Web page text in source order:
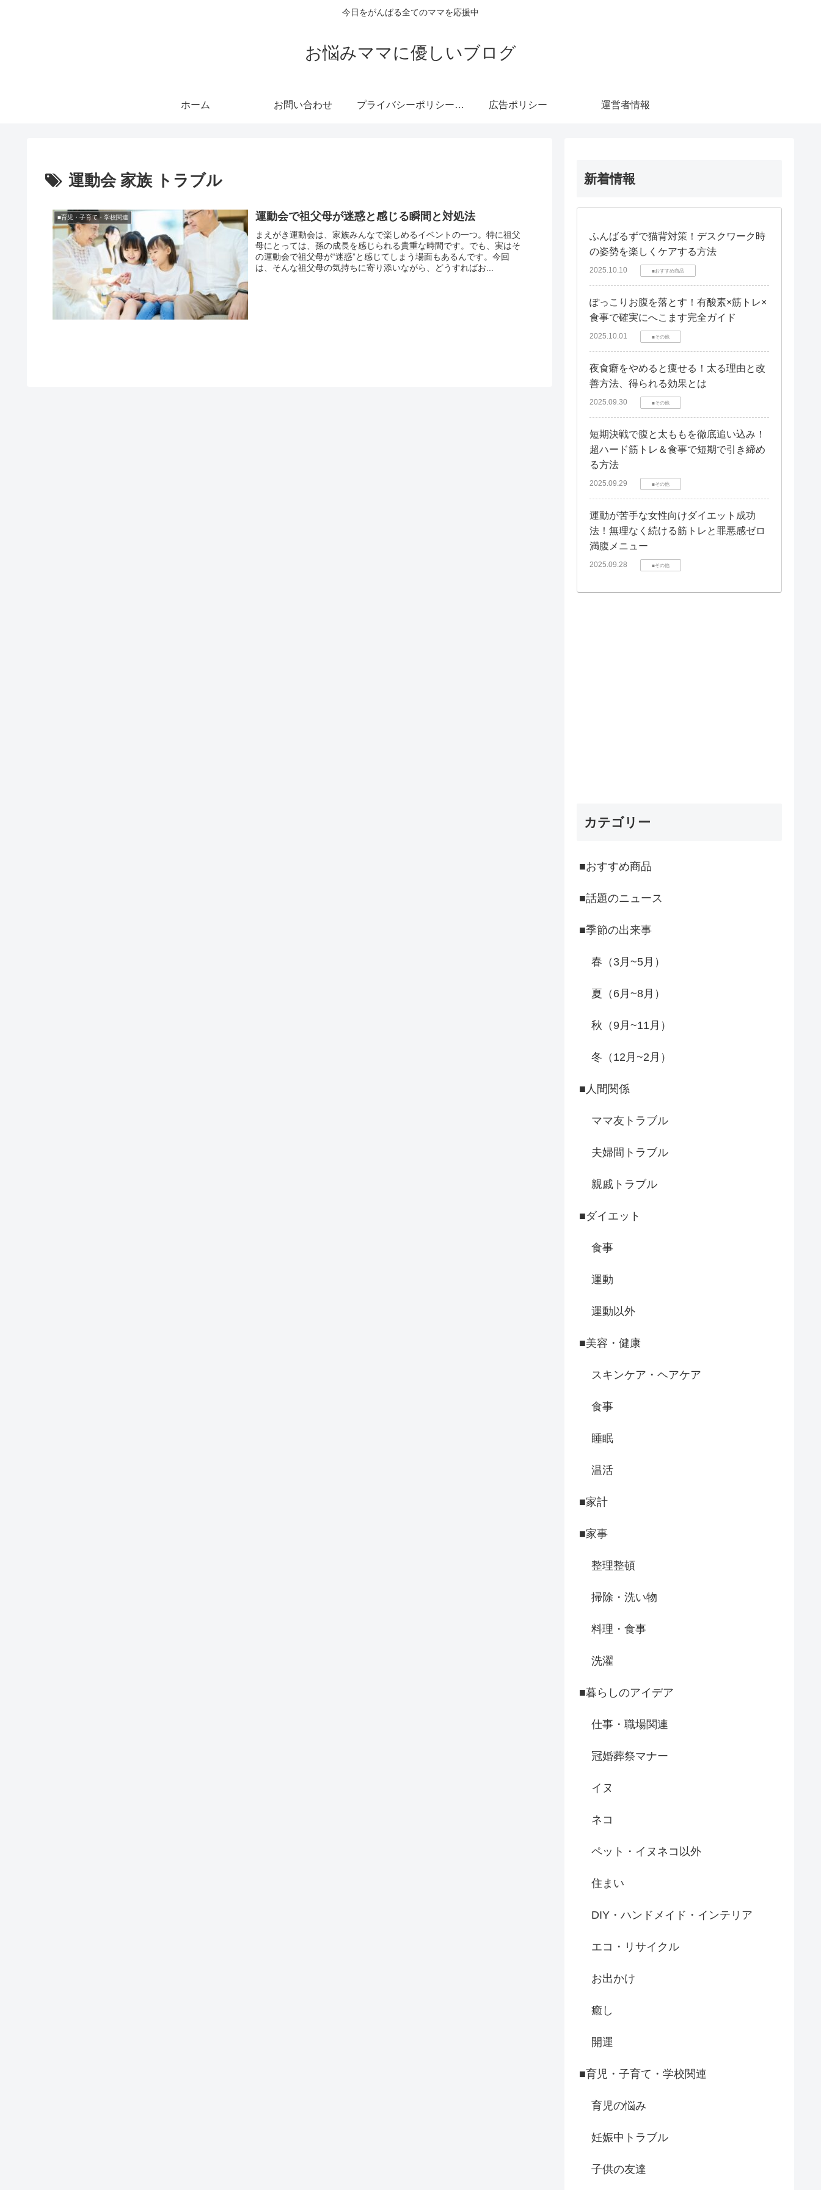
今日をがんばる全てのママを応援中
お悩みママに優しいブログ
ホーム お問い合わせ プライバシーポリシー・免責事項 広告ポリシー 運営者情報
運動会 家族 トラブル
■育児・子育て・学校関連 運動会で祖父母が迷惑と感じる瞬間と対処法
まえがき運動会は、家族みんなで楽しめるイベントの一つ。特に祖父
母にとっては、孫の成長を感じられる貴重な時間です。でも、実はそ
の運動会で祖父母が“迷惑”と感じてしまう場面もあるんです。今回
は、そんな祖父母の気持ちに寄り添いながら、どうすればお...
新着情報
ふんばるずで猫背対策！デスクワーク時
の姿勢を楽しくケアする方法
2025.10.10 ■おすすめ商品
ぽっこりお腹を落とす！有酸素×筋トレ×
食事で確実にへこます完全ガイド
2025.10.01 ■その他
夜食癖をやめると痩せる！太る理由と改
善方法、得られる効果とは
2025.09.30 ■その他
短期決戦で腹と太ももを徹底追い込み！
超ハード筋トレ＆食事で短期で引き締め
る方法
2025.09.29 ■その他
運動が苦手な女性向けダイエット成功
法！無理なく続ける筋トレと罪悪感ゼロ
満腹メニュー
2025.09.28 ■その他
カテゴリー
■おすすめ商品
■話題のニュース
■季節の出来事
春（3月~5月）
夏（6月~8月）
秋（9月~11月）
冬（12月~2月）
■人間関係
ママ友トラブル
夫婦間トラブル
親戚トラブル
■ダイエット
食事
運動
運動以外
■美容・健康
スキンケア・ヘアケア
食事
睡眠
温活
■家計
■家事
整理整頓
掃除・洗い物
料理・食事
洗濯
■暮らしのアイデア
仕事・職場関連
冠婚葬祭マナー
イヌ
ネコ
ペット・イヌネコ以外
住まい
DIY・ハンドメイド・インテリア
エコ・リサイクル
お出かけ
癒し
開運
■育児・子育て・学校関連
育児の悩み
妊娠中トラブル
子供の友達